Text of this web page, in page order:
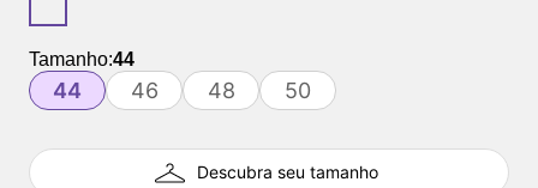
Tamanho:44
44 46 48 50
Descubra seu tamanho